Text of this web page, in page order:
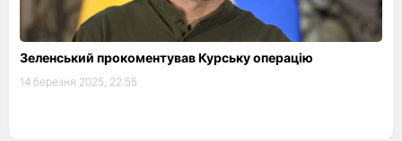
Зеленський прокоментував Курську операцію
14 березня 2025, 22:55